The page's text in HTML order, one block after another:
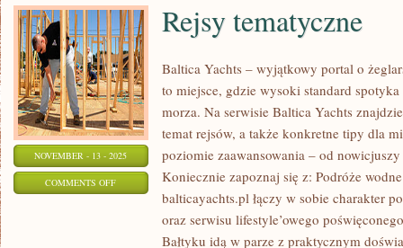
NOVEMBER - 13 - 2025
COMMENTS OFFON
TEMATYCZNE
Rejsy tematyczne
Baltica Yachts – wyjątkowy portal o
to miejsce, gdzie wysoki standard
morza. Na serwisie Baltica Yachts
temat rejsów, a także konkretne tipy dla
poziomie zaawansowania – od
Koniecznie zapoznaj się z: Podróże
balticayachts.pl łączy w sobie charakter
oraz serwisu lifestyle’owego
Bałtyku idą w parze z praktycznym